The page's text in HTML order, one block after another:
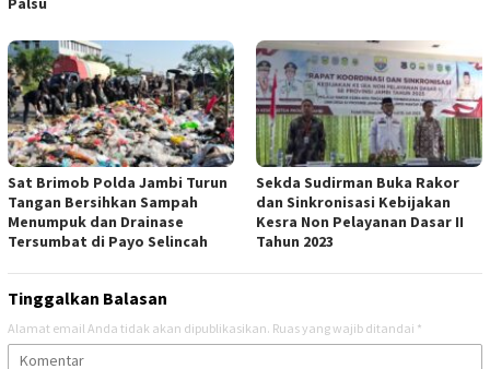
Sat Brimob Polda Jambi Turun
Tangan Bersihkan Sampah
Menumpuk dan Drainase
Tersumbat di Payo Selincah
Sekda Sudirman Buka Rakor
dan Sinkronisasi Kebijakan
Kesra Non Pelayanan Dasar II
Tahun 2023
Tinggalkan Balasan
Alamat email Anda tidak akan dipublikasikan. Ruas yang wajib ditandai *